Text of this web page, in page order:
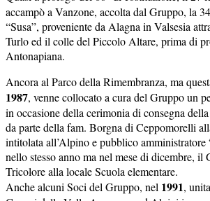
accampò a Vanzone, accolta dal Gruppo, la
“Susa”, proveniente da Alagna in Valsesia
Turlo ed il colle del Piccolo Altare, prima di
Antonapiana.
Ancora al Parco della Rimembranza, ma
1987, venne collocato a cura del Gruppo un
in occasione della cerimonia di consegna
da parte della fam. Borgna di Ceppomorelli
intitolata all’Alpino e pubblico amministratore
nello stesso anno ma nel mese di dicembre, il
Tricolore alla locale Scuola elementare.
Anche alcuni Soci del Gruppo, nel 1991,